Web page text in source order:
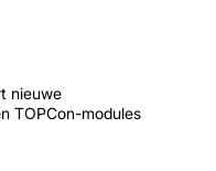
nieuwe
TOPCon-modules